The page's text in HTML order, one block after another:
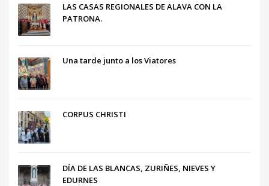
LAS CASAS REGIONALES DE ALAVA CON LA
PATRONA.
Una tarde junto a los Viatores
CORPUS CHRISTI
DÍA DE LAS BLANCAS, ZURIÑES, NIEVES Y
EDURNES